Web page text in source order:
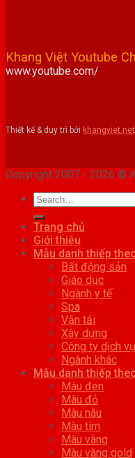
Khang Việt Youtube
www.youtube.com/
Thiết kế & duy trì bởi khangviet.net
Copyright 2007 - 2026 ©
Trang chủ
Giới thiệu
Mẫu danh thiếp
Bất động sản
Giáo dục
Ngành y tế
Spa
Vận tải
Xây dựng
Công ty dịch vụ
Ngành khác
Mẫu danh thiếp
Màu đen
Màu đỏ
Màu nâu
Màu tím
Màu vàng
Màu vàng gold